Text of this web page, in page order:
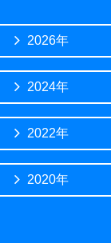
2026年
2024年
2022年
2020年